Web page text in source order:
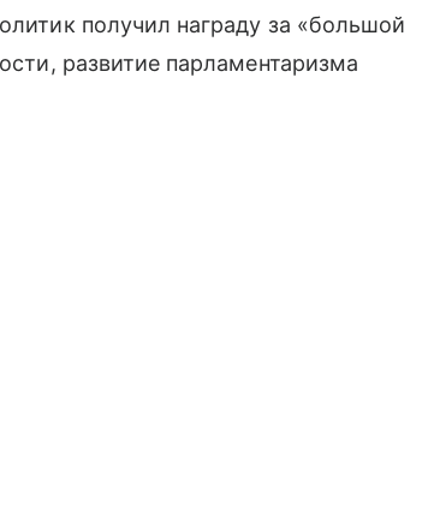
получил награду за «большой
развитие парламентаризма